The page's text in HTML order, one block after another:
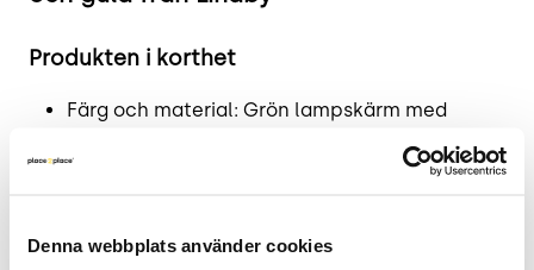
Denna webbplats använder cookies
Produkten i korthet
Färg och material: Grön lampskärm med
Mått: Höjd 50 cm x Bredd 27 cm x Djup 18,5 cm
2 års garanti